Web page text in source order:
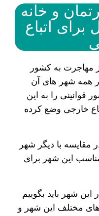
و خانه
برای اتباع
از مهاجرت به کشور
همه شهر های آن
قوانینی را به این
خارجی وضع کرده
مقایسه با دیگر شهر
این شهر برای
این شهر باید بگوییم
مختلف این شهر و